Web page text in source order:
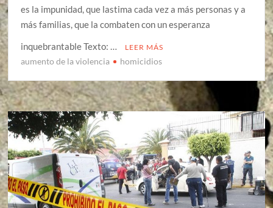
es la impunidad, que lastima cada vez a más personas y a
más familias, que la combaten con un esperanza
inquebrantable Texto: …
LEER MÁS
aumento de la violencia homicidios